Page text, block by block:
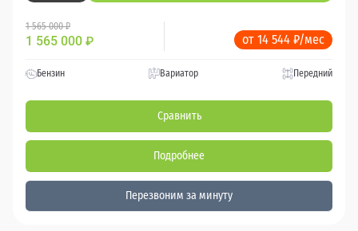
1 565 000 ₽
1 565 000 ₽ от 14 544 ₽/мес
Бензин Вариатор Передний
Сравнить
Подробнее
Перезвоним за минуту